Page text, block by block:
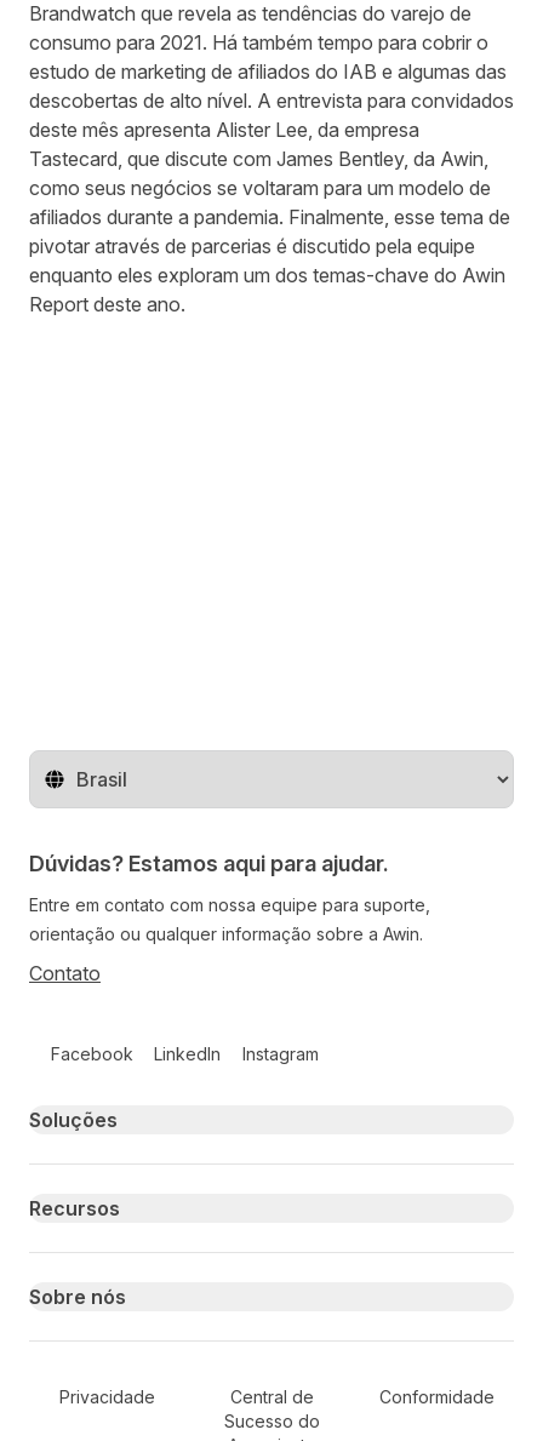
Brandwatch que revela as tendências do varejo de
consumo para 2021. Há também tempo para cobrir o
estudo de marketing de afiliados do IAB e algumas das
descobertas de alto nível. A entrevista para convidados
deste mês apresenta Alister Lee, da empresa
Tastecard, que discute com James Bentley, da Awin,
como seus negócios se voltaram para um modelo de
afiliados durante a pandemia. Finalmente, esse tema de
pivotar através de parcerias é discutido pela equipe
enquanto eles exploram um dos temas-chave do Awin
Report deste ano.
Mude o território
Dúvidas? Estamos aqui para ajudar.
Entre em contato com nossa equipe para suporte,
orientação ou qualquer informação sobre a Awin.
Contato
Facebook LinkedIn Instagram
Primary footer navigation
Soluções
Recursos
Sobre nós
Secondary Footer Navigation
Privacidade
Central de
Sucesso do
Conformidade